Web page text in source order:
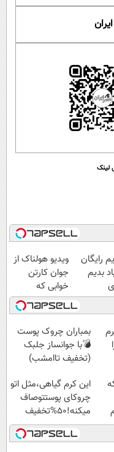
لینک
رایگان
بدیم
باور
امتحانش
ویدیو هولناک از
جوان کارتن
خوابی که
میلیاردر شد.
آموزش رایگان
بمباران چروک پوست
💣با جوانساز جلبک
(تخفیف تاامشب)
این کرم گیاهی،مثل اتو
چروکای پوستتوصاف
میکنه!50%تخفیف